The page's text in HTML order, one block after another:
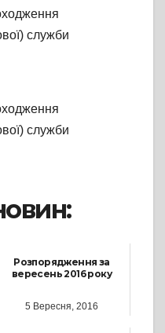
служби
служби
Розпорядження за
вересень 2016 року
5 Вересня, 2016